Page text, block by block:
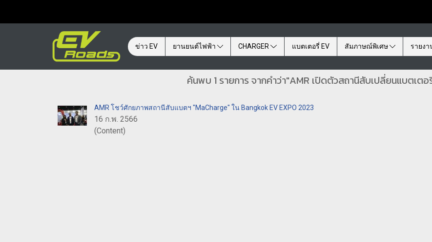
ข่าว EV ยานยนต์ไฟฟ้า CHARGER แบตเตอรี่ EV สัมภาษณ์พิเศษ รายงา
ค้นพบ 1 รายการ จากคำว่า"AMR เปิดตัวสถานีสับเปลี่ยนแบตเตอ
AMR โชว์ศักยภาพสถานีสับแบตฯ "MaCharge" ใน Bangkok EV EXPO 2023
16 ก.พ. 2566
(Content)